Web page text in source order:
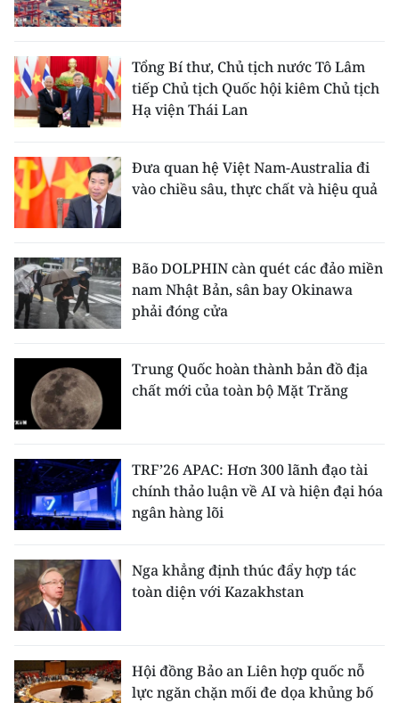
Tổng Bí thư, Chủ tịch nước Tô Lâm
tiếp Chủ tịch Quốc hội kiêm Chủ tịch
Hạ viện Thái Lan
Đưa quan hệ Việt Nam-Australia đi
vào chiều sâu, thực chất và hiệu quả
Bão DOLPHIN càn quét các đảo miền
nam Nhật Bản, sân bay Okinawa
phải đóng cửa
Trung Quốc hoàn thành bản đồ địa
chất mới của toàn bộ Mặt Trăng
TRF’26 APAC: Hơn 300 lãnh đạo tài
chính thảo luận về AI và hiện đại hóa
ngân hàng lõi
Nga khẳng định thúc đẩy hợp tác
toàn diện với Kazakhstan
Hội đồng Bảo an Liên hợp quốc nỗ
lực ngăn chặn mối đe dọa khủng bố